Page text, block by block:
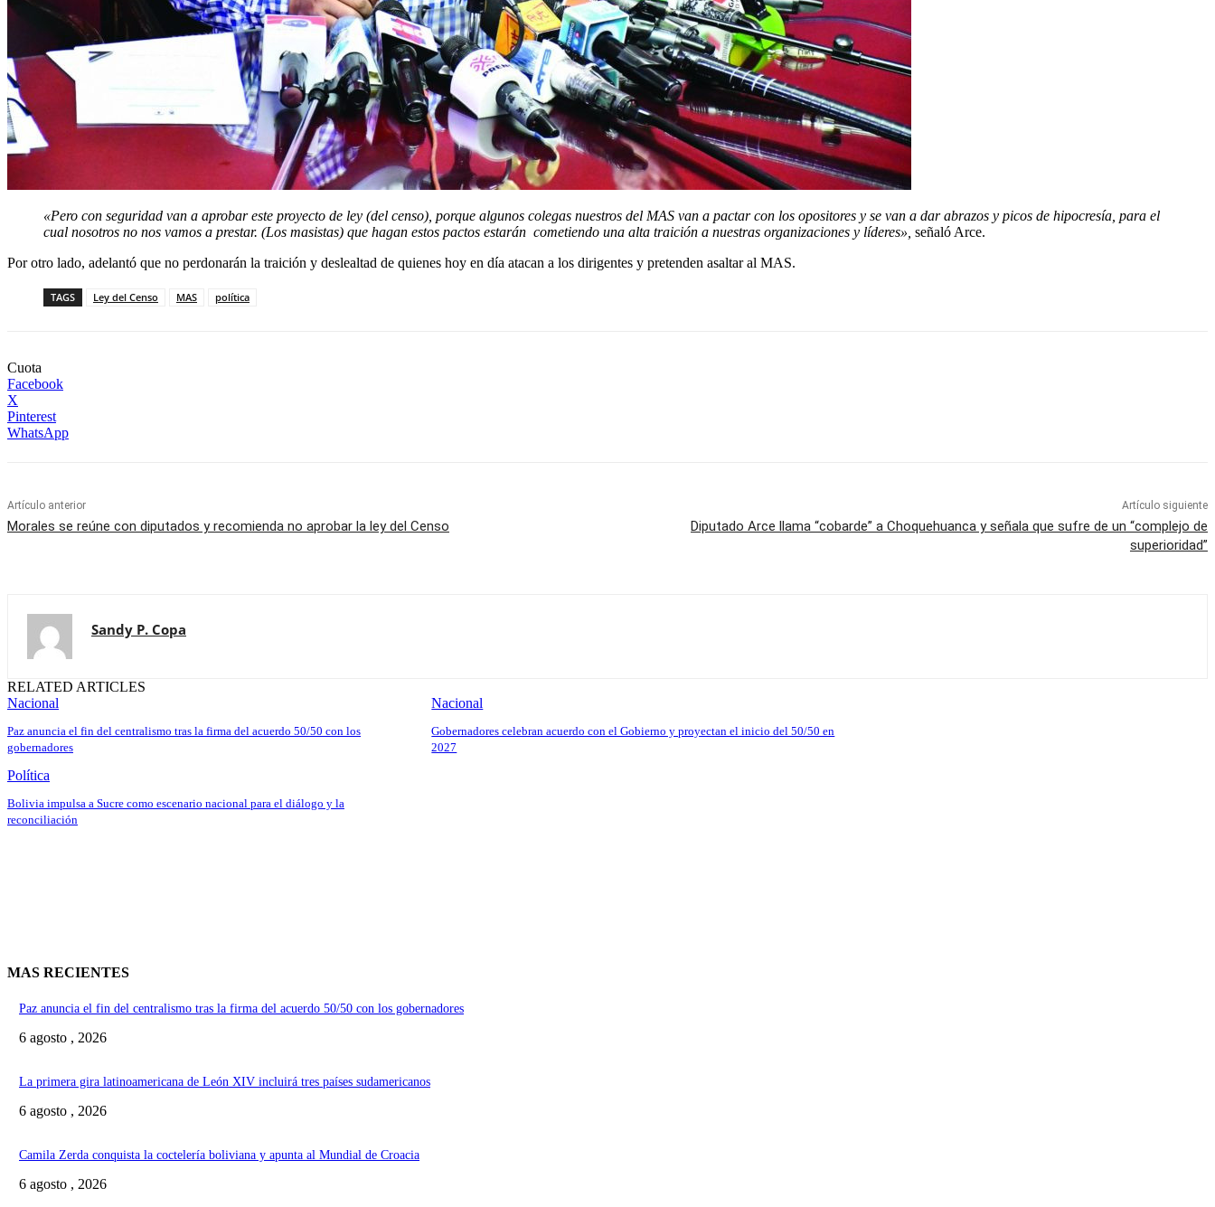
«Pero con seguridad van a aprobar este proyecto de ley (del censo), porque algunos colegas nuestros del MAS van a pactar con los opositores y se van a dar abrazos y picos de hipocresía, para el
cual nosotros no nos vamos a prestar. (Los masistas) que hagan estos pactos estarán cometiendo una alta traición a nuestras organizaciones y líderes», señaló Arce.
Por otro lado, adelantó que no perdonarán la traición y deslealtad de quienes hoy en día atacan a los dirigentes y pretenden asaltar al MAS.
TAGS Ley del Censo MAS política
Cuota
Facebook
X
Pinterest
WhatsApp
Artículo anterior
Morales se reúne con diputados y recomienda no aprobar la ley del Censo
Artículo siguiente
Diputado Arce llama “cobarde” a Choquehuanca y señala que sufre de un “complejo de
superioridad”
Sandy P. Copa
RELATED ARTICLES
Nacional
Paz anuncia el fin del centralismo tras la firma del acuerdo 50/50 con los
gobernadores
Nacional
Gobernadores celebran acuerdo con el Gobierno y proyectan el inicio del 50/50 en
2027
Política
Bolivia impulsa a Sucre como escenario nacional para el diálogo y la
reconciliación
MAS RECIENTES
Paz anuncia el fin del centralismo tras la firma del acuerdo 50/50 con los gobernadores
6 agosto , 2026
La primera gira latinoamericana de León XIV incluirá tres países sudamericanos
6 agosto , 2026
Camila Zerda conquista la coctelería boliviana y apunta al Mundial de Croacia
6 agosto , 2026